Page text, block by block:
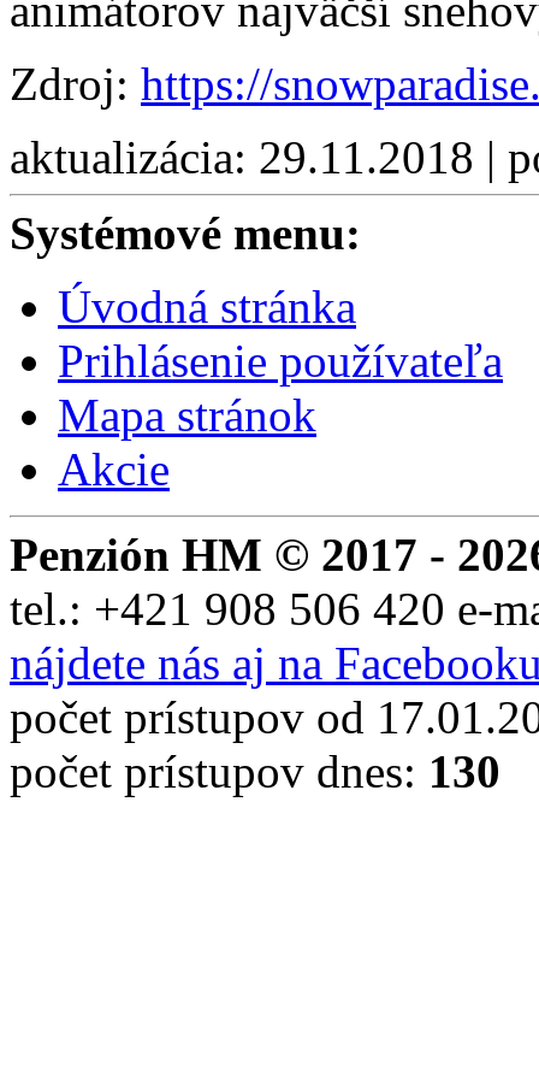
animátorov najväčší
Zdroj: https://
aktualizácia: 29.11.2018 |
Systémové menu:
Úvodná stránka
Prihlásenie používateľa
Mapa stránok
Akcie
Penzión HM © 2017 -
tel.: +421 908 506 420 e-
nájdete nás aj na
počet prístupov od
počet prístupov dnes: 130